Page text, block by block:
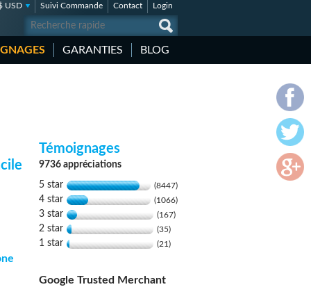
USD Suivi Commande Contact Login
GARANTIES BLOG
Témoignages
9736 appréciations
5 star (8447)
4 star (1066)
3 star (167)
2 star (35)
1 star (21)
Google Trusted Merchant